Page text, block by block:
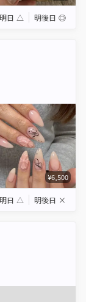
明日 △ 明後日 ◎
¥6,500
明日 △ 明後日 ×